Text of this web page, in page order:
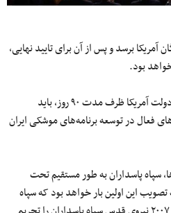
آمریکا برسد و پس از آن برای تایید نهایی،
بود.
در صورت تصویب این طرح در سنا، دولت آمریکا ظرف مدت ۹۰ روز، باید
فعال در توسعه برنامه‌های موشکی ایران
سپاه پاسداران به طور مستقیم تحت
این اولین بار خواهد بود که سپاه